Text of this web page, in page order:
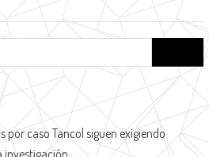
por caso Tancol siguen exigiendo